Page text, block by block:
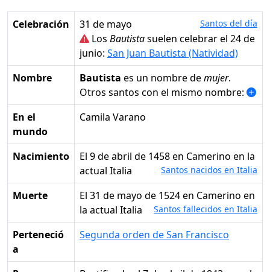
Celebración 31 de mayo Santos del día
Los Bautistasuelen celebrar el 24 de
junio: San Juan Bautista (Natividad)
Nombre
Bautista es un nombre demujer.
Otros santos con el mismo nombre:
En el
mundo
Camila Varano
Nacimiento
el 9 de abril de 1458 en Camerino en la
actual Italia
Santos nacidos en Italia
Muerte
el 31 de mayo de 1524 en Camerino en
la actual Italia
Santos fallecidos en Italia
Perteneció
a
Segunda orden de San Francisco